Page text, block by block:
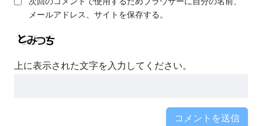
メールアドレス、サイトを保存する。
上に表示された文字を入力してください。